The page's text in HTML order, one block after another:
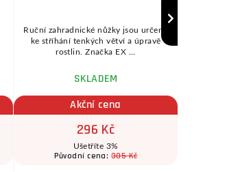
Ruční zahradnické nůžky jsou určeny
ke stříhání tenkých větví a úpravě
rostlin. Značka EX ...
SKLADEM
Akční cena
296 Kč
Ušetříte 3%
Původní cena:305 Kč